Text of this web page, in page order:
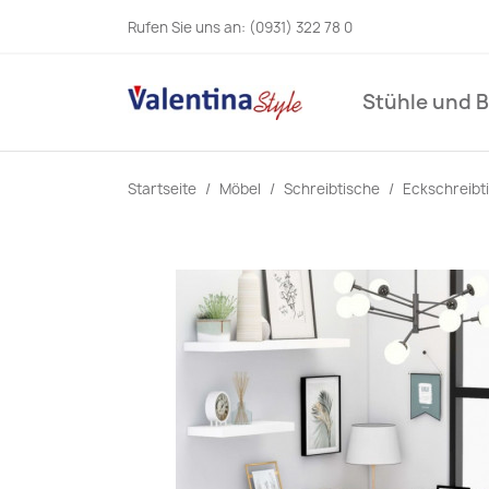
Rufen Sie uns an: (0931) 322 78 0
Stühle und
Startseite Möbel Schreibtische